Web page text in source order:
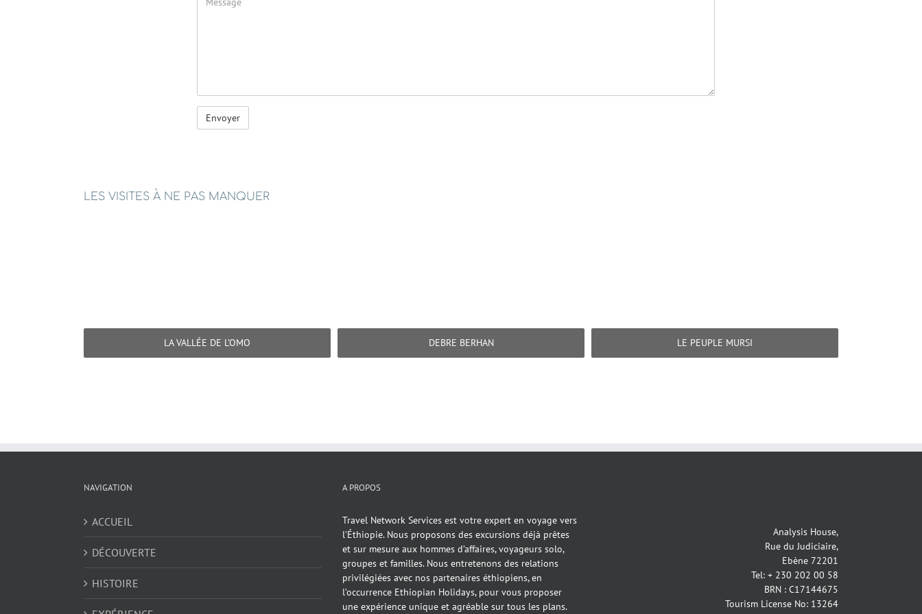
LES VISITES À NE PAS MANQUER
LA VALLÉE DE L’OMO DEBRE BERHAN LE PEUPLE MURSI
NAVIGATION
ACCUEIL
DÉCOUVERTE
HISTOIRE
A PROPOS
Travel Network Services est votre expert en voyage vers
l’Éthiopie. Nous proposons des excursions déjà prêtes
et sur mesure aux hommes d’affaires, voyageurs solo,
groupes et familles. Nous entretenons des relations
privilégiées avec nos partenaires éthiopiens, en
l’occurrence Ethiopian Holidays, pour vous proposer
une expérience unique et agréable sur tous les plans.
Analysis House,
Rue du Judiciaire,
Ebène 72201
Tel: + 230 202 00 58
BRN : C17144675
Tourism License No: 13264